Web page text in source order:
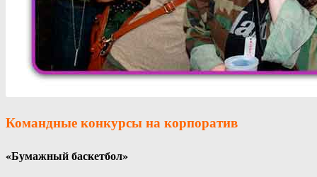
Командные конкурсына корпоратив
«Бумажный баскетбол»